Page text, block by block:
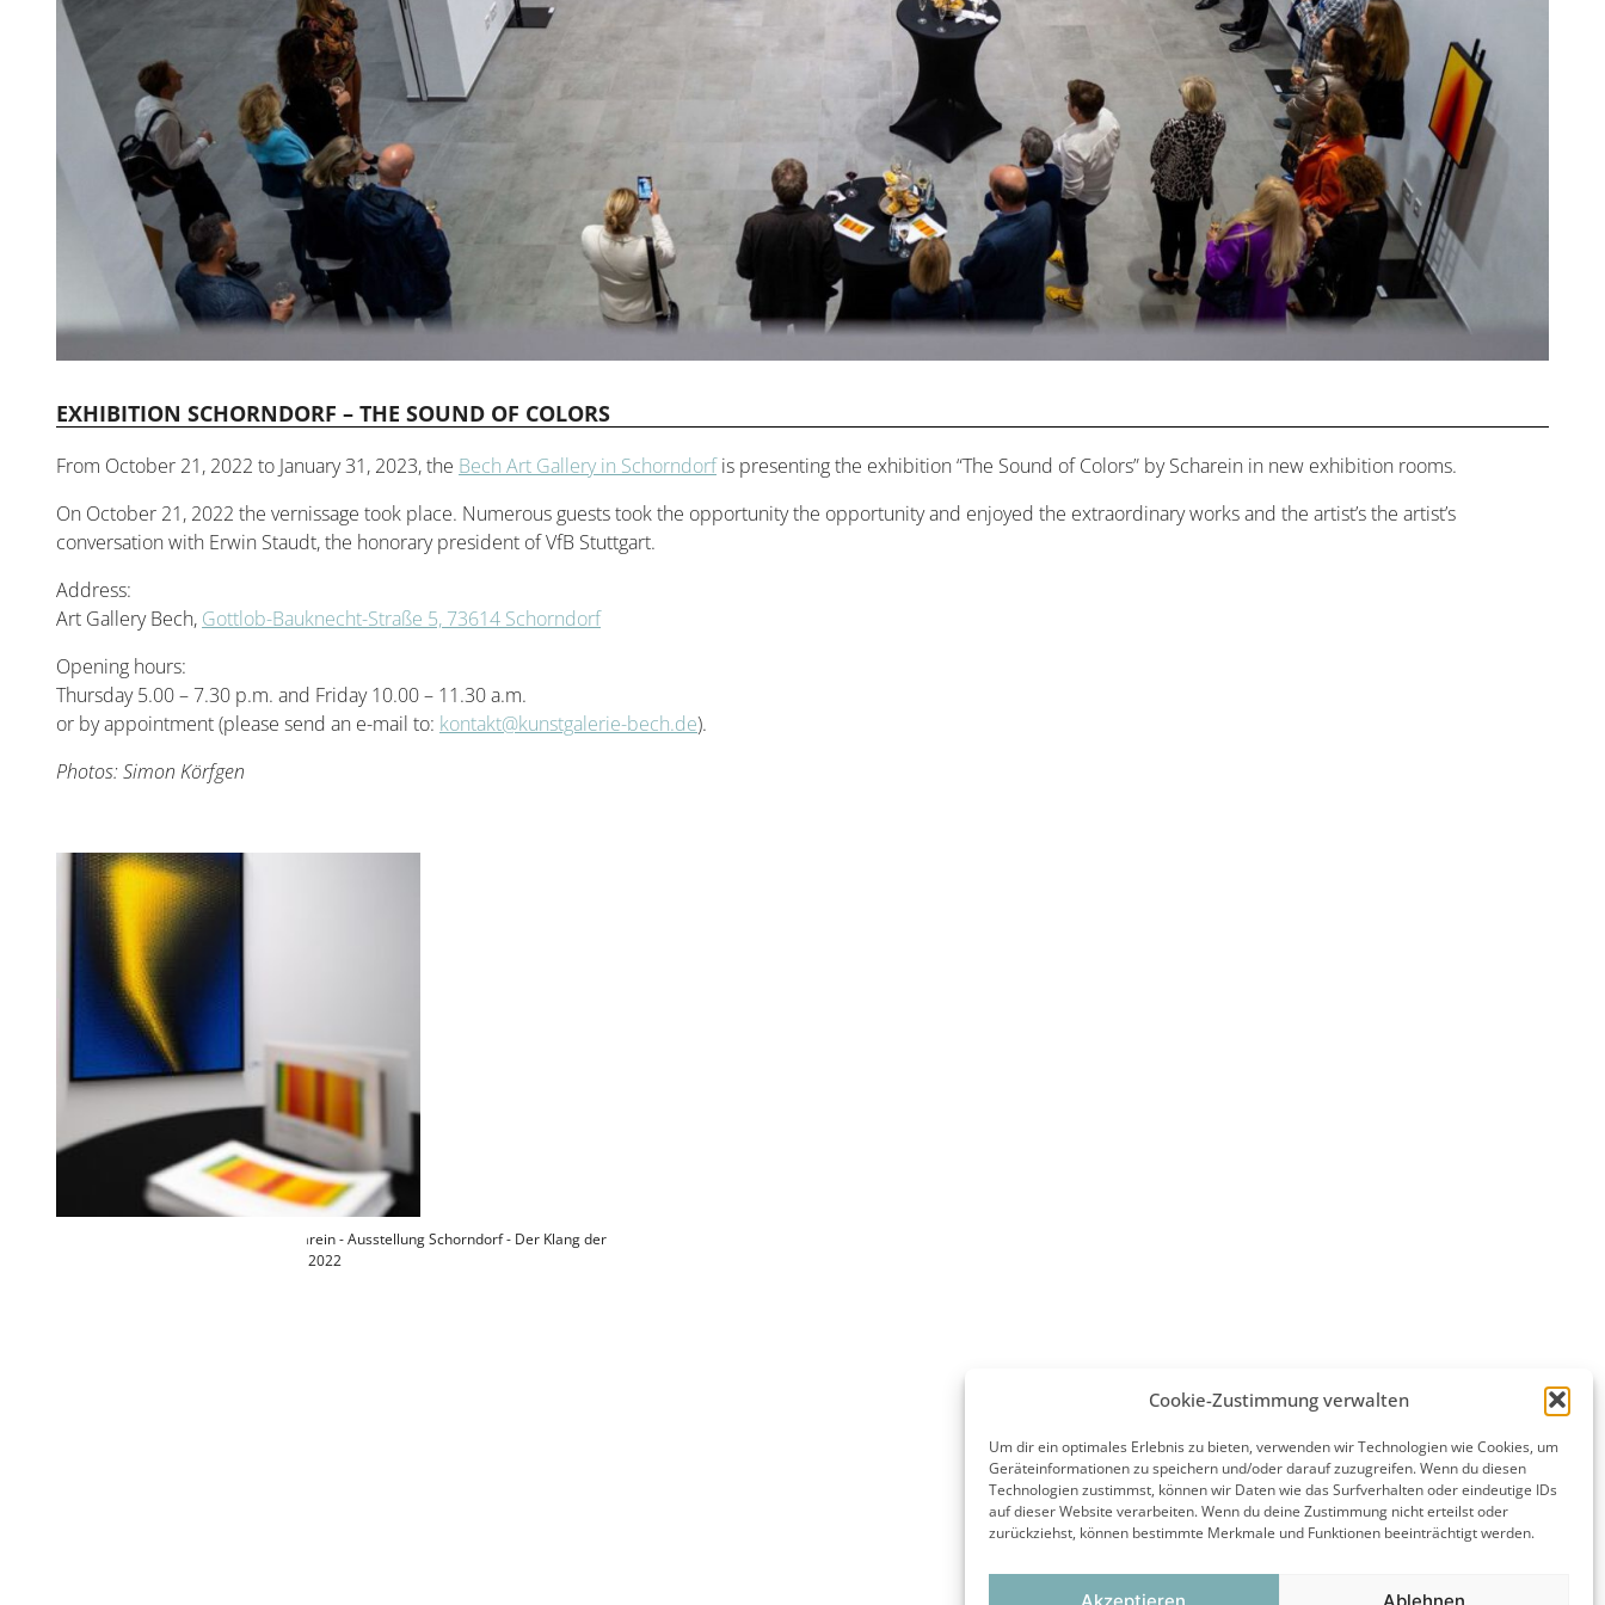
Cookie-Zustimmung verwalten
Um dir ein optimales Erlebnis zu bieten, verwenden wir Technologien wie Cookies, um
Geräteinformationen zu speichern und/oder darauf zuzugreifen. Wenn du diesen
Technologien zustimmst, können wir Daten wie das Surfverhalten oder eindeutige IDs
auf dieser Website verarbeiten. Wenn du deine Zustimmung nicht erteilst oder
zurückziehst, können bestimmte Merkmale und Funktionen beeinträchtigt werden.
Akzeptieren Ablehnen
EXHIBITION SCHORNDORF – THE SOUND OF COLORS
From October 21, 2022 to January 31, 2023, the Bech Art Gallery in Schorndorfis presenting the exhibition “The Sound of Colors” by Scharein in new exhibition rooms.
On October 21, 2022 the vernissage took place. Numerous guests took the opportunity the opportunity and enjoyed the extraordinary works and the artist’s the artist’s
conversation with Erwin Staudt, the honorary president of VfB Stuttgart.
Address:
Art Gallery Bech, Gottlob-Bauknecht-Straße 5, 73614 Schorndorf
Opening hours:
Thursday 5.00 – 7.30 p.m. and Friday 10.00 – 11.30 a.m.
or by appointment (please send an e-mail to: kontakt@kunstgalerie-bech.de).
Photos: Simon Körfgen